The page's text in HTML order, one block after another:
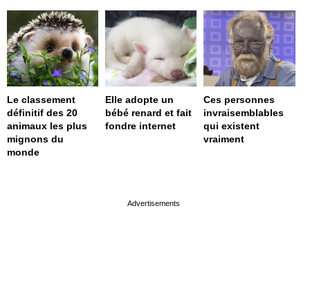
Le classement
définitif des 20
animaux les plus
mignons du
monde
Elle adopte un
bébé renard et fait
fondre internet
Ces personnes
invraisemblables
qui existent
vraiment